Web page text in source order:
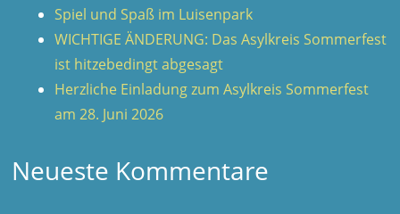
Spiel und Spaß im Luisenpark
WICHTIGE ÄNDERUNG: Das Asylkreis Sommerfest
ist hitzebedingt abgesagt
Herzliche Einladung zum Asylkreis Sommerfest
am 28. Juni 2026
Neueste Kommentare